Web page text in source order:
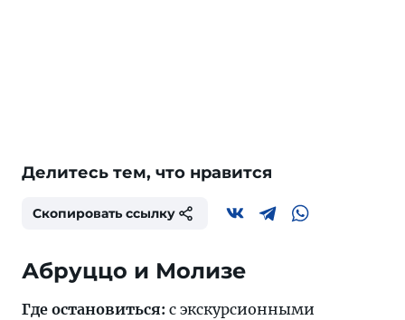
Делитесь тем, что нравится
Скопировать ссылку
Абруццо и Молизе
Где остановиться: с экскурсионными